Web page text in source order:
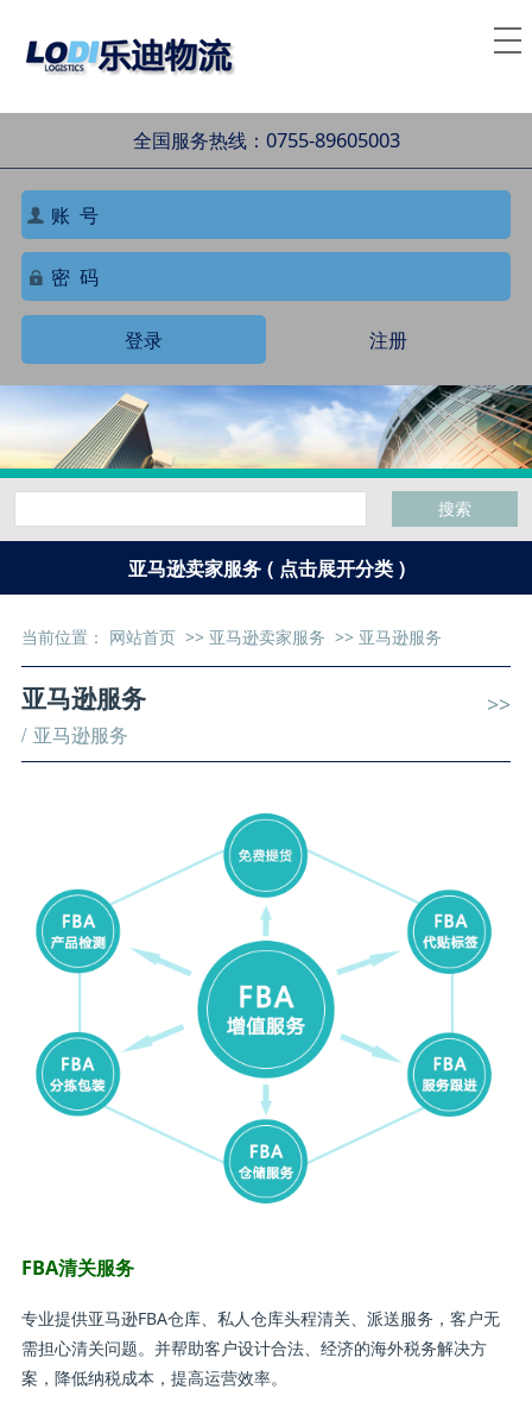
全国服务热线：0755-89605003
登录 注册
搜索
亚马逊卖家服务 ( 点击展开分类 )
当前位置： 网站首页>> 亚马逊卖家服务 >> 亚马逊服务
亚马逊服务
/ 亚马逊服务
>>
FBA清关服务
专业提供亚马逊FBA仓库、私人仓库头程清关、派送服务，客户无
需担心清关问题。并帮助客户设计合法、经济的海外税务解决方
案，降低纳税成本，提高运营效率。